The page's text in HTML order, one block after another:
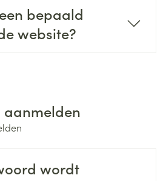
bepaald
website?
aanmelden
wordt